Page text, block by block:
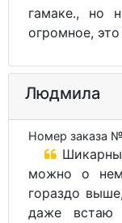
гамаке., но
огромное,
Людмила
Номер заказа
можно о нем
гораздо
даже встаю